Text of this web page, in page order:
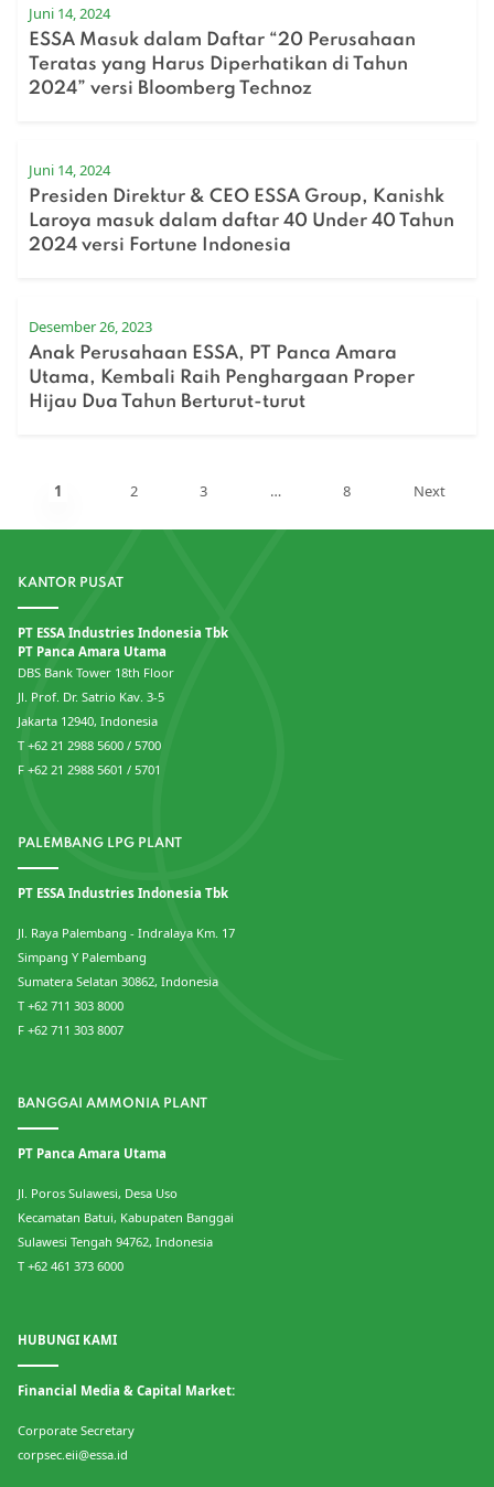
Juni 14, 2024
ESSA Masuk dalam Daftar “20 Perusahaan
Teratas yang Harus Diperhatikan di Tahun
2024” versi Bloomberg Technoz
Juni 14, 2024
Presiden Direktur & CEO ESSA Group, Kanishk
Laroya masuk dalam daftar 40 Under 40 Tahun
2024 versi Fortune Indonesia
Desember 26, 2023
Anak Perusahaan ESSA, PT Panca Amara
Utama, Kembali Raih Penghargaan Proper
Hijau Dua Tahun Berturut-turut
1 2 3 … 8 Next
KANTOR PUSAT
PT ESSA Industries Indonesia Tbk
PT Panca Amara Utama
DBS Bank Tower 18th Floor
Jl. Prof. Dr. Satrio Kav. 3-5
Jakarta 12940, Indonesia
T +62 21 2988 5600 / 5700
F +62 21 2988 5601 / 5701
PALEMBANG LPG PLANT
PT ESSA Industries Indonesia Tbk
Jl. Raya Palembang - Indralaya Km. 17
Simpang Y Palembang
Sumatera Selatan 30862, Indonesia
T +62 711 303 8000
F +62 711 303 8007
BANGGAI AMMONIA PLANT
PT Panca Amara Utama
Jl. Poros Sulawesi, Desa Uso
Kecamatan Batui, Kabupaten Banggai
Sulawesi Tengah 94762, Indonesia
T +62 461 373 6000
HUBUNGI KAMI
Financial Media & Capital Market:
Corporate Secretary
corpsec.eii@essa.id